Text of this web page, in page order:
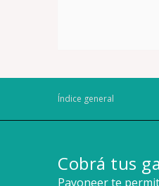
Índice general
Cobrá tus
Payoneer te